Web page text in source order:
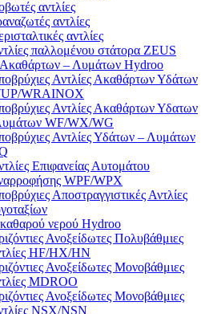
αντλίες
αντλίες
αντλίες
παλλομένου στάτορα ZEUS
Ακαθάρτων – Λυμάτων Hydroo
Αντλίες Ακαθάρτων Υδάτων
WRAINOX
Αντλίες Ακαθάρτων Υδατων
WF/WX/WG
Αντλίες Υδάτων – Λυμάτων
Επιφανείας Αυτομάτου
WPF/WPX
Αποστραγγιστικές Αντλίες
καθαρού νερού Ηydroo
Ανοξείδωτες Πολυβάθμιες
ΗF/HX/HN
Ανοξείδωτες Μονοβάθμιες
ΜDROO
Ανοξείδωτες Μονοβάθμιες
ΝSX/NSN